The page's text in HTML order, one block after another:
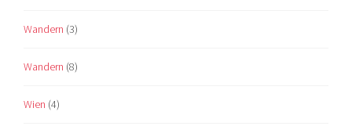
Wandern (3)
Wandern (8)
Wien (4)